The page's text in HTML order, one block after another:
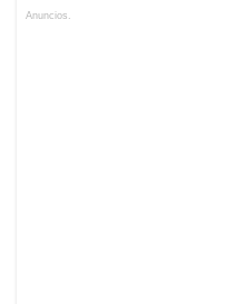
Anuncios.